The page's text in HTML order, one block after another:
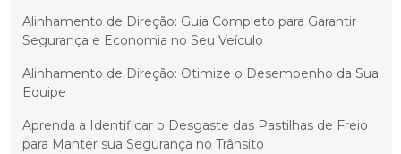
Alinhamento de Direção: Guia Completo para Garantir
Segurança e Economia no Seu Veículo
Alinhamento de Direção: Otimize o Desempenho da Sua
Equipe
Aprenda a Identificar o Desgaste das Pastilhas de Freio
para Manter sua Segurança no Trânsito